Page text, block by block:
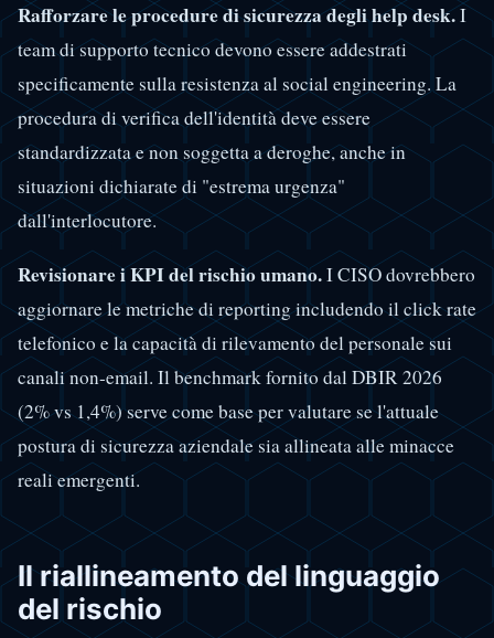
Rafforzare le procedure di sicurezza degli help desk.I
team di supporto tecnico devono essere addestrati
specificamente sulla resistenza al social engineering. La
procedura di verifica dell'identità deve essere
standardizzata e non soggetta a deroghe, anche in
situazioni dichiarate di "estrema urgenza"
dall'interlocutore.
Revisionare i KPI del rischio umano.I CISO dovrebbero
aggiornare le metriche di reporting includendo il click rate
telefonico e la capacità di rilevamento del personale sui
canali non-email. Il benchmark fornito dal DBIR 2026
(2% vs 1,4%) serve come base per valutare se l'attuale
postura di sicurezza aziendale sia allineata alle minacce
reali emergenti.
Il riallineamento del linguaggio
del rischio